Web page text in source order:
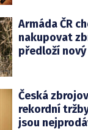
Armáda ČR
nakupovat
předloží
Česká
rekordní
jsou